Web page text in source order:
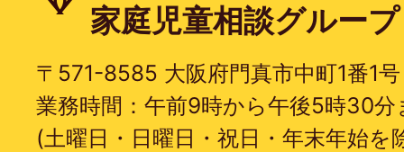
家庭児童相談グループ
〒571-8585 大阪府門真市中町1番1号
業務時間：午前9時から午後5時30分
(土曜日・日曜日・祝日・年末年始を